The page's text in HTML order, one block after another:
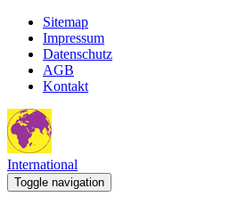
Sitemap
Impressum
Datenschutz
AGB
Kontakt
International
Toggle navigation